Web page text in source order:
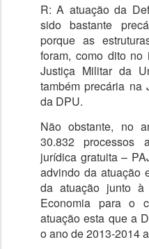
R: A atuação da
sido bastante
porque as
foram, como dito
Justiça Militar da
também precária na
da DPU.
Não obstante, no
30.832 processos
jurídica gratuita –
advindo da atuação
da atuação junto
Economia para o
atuação esta que a
o ano de 2013-2014